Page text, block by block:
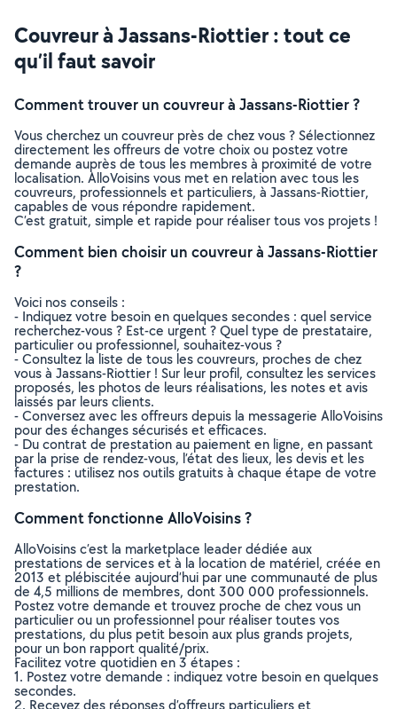
Couvreur à Jassans-Riottier : tout ce
qu’il faut savoir
Comment trouver un couvreur à Jassans-Riottier ?
Vous cherchez un couvreur près de chez vous ? Sélectionnez
directement les offreurs de votre choix ou postez votre
demande auprès de tous les membres à proximité de votre
localisation. AlloVoisins vous met en relation avec tous les
couvreurs, professionnels et particuliers, à Jassans-Riottier,
capables de vous répondre rapidement.
C’est gratuit, simple et rapide pour réaliser tous vos projets !
Comment bien choisir un couvreur à Jassans-Riottier
?
Voici nos conseils :
- Indiquez votre besoin en quelques secondes : quel service
recherchez-vous ? Est-ce urgent ? Quel type de prestataire,
particulier ou professionnel, souhaitez-vous ?
- Consultez la liste de tous les couvreurs, proches de chez
vous à Jassans-Riottier ! Sur leur profil, consultez les services
proposés, les photos de leurs réalisations, les notes et avis
laissés par leurs clients.
- Conversez avec les offreurs depuis la messagerie AlloVoisins
pour des échanges sécurisés et efficaces.
- Du contrat de prestation au paiement en ligne, en passant
par la prise de rendez-vous, l’état des lieux, les devis et les
factures : utilisez nos outils gratuits à chaque étape de votre
prestation.
Comment fonctionne AlloVoisins ?
AlloVoisins c’est la marketplace leader dédiée aux
prestations de services et à la location de matériel, créée en
2013 et plébiscitée aujourd’hui par une communauté de plus
de 4,5 millions de membres, dont 300 000 professionnels.
Postez votre demande et trouvez proche de chez vous un
particulier ou un professionnel pour réaliser toutes vos
prestations, du plus petit besoin aux plus grands projets,
pour un bon rapport qualité/prix.
Facilitez votre quotidien en 3 étapes :
1. Postez votre demande : indiquez votre besoin en quelques
secondes.
2. Recevez des réponses d’offreurs particuliers et